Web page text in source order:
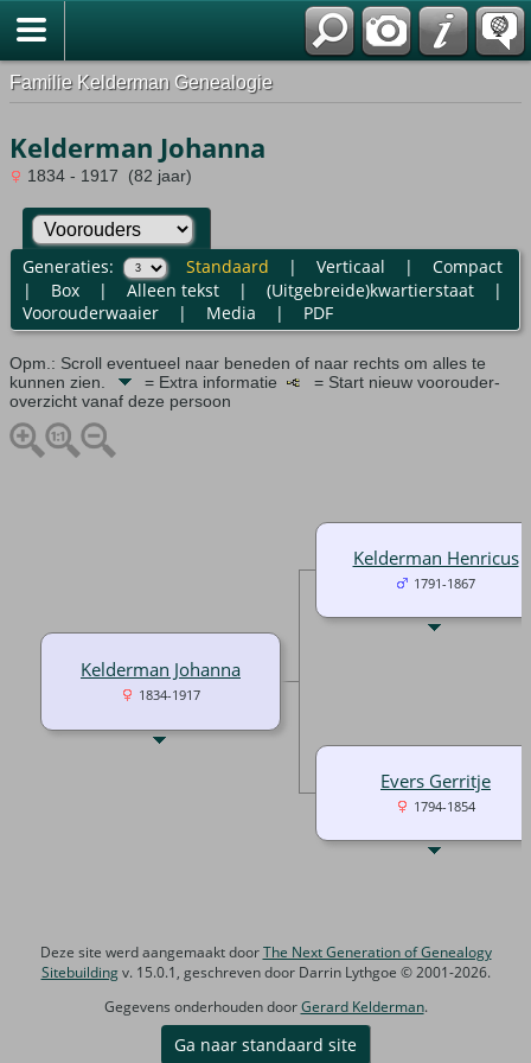
Familie Kelderman Genealogie
Kelderman Johanna
1834 - 1917 (82 jaar)
Generaties: Standaard | Verticaal | Compact
| Box| Alleen tekst| (Uitgebreide)kwartierstaat|
Voorouderwaaier| Media | PDF
Opm.: Scroll eventueel naar beneden of naar rechts om alles te
kunnen zien.
= Extra informatie
= Start nieuw voorouder-
overzicht vanaf deze persoon
Kelderman Johanna
1834-1917
Kelderman Henricus
1791-1867
Evers Gerritje
1794-1854
Deze site werd aangemaakt doorThe Next Generation of Genealogy
Sitebuildingv. 15.0.1, geschreven door Darrin Lythgoe © 2001-2026.
Gegevens onderhouden doorGerard Kelderman.
Ga naar standaard site